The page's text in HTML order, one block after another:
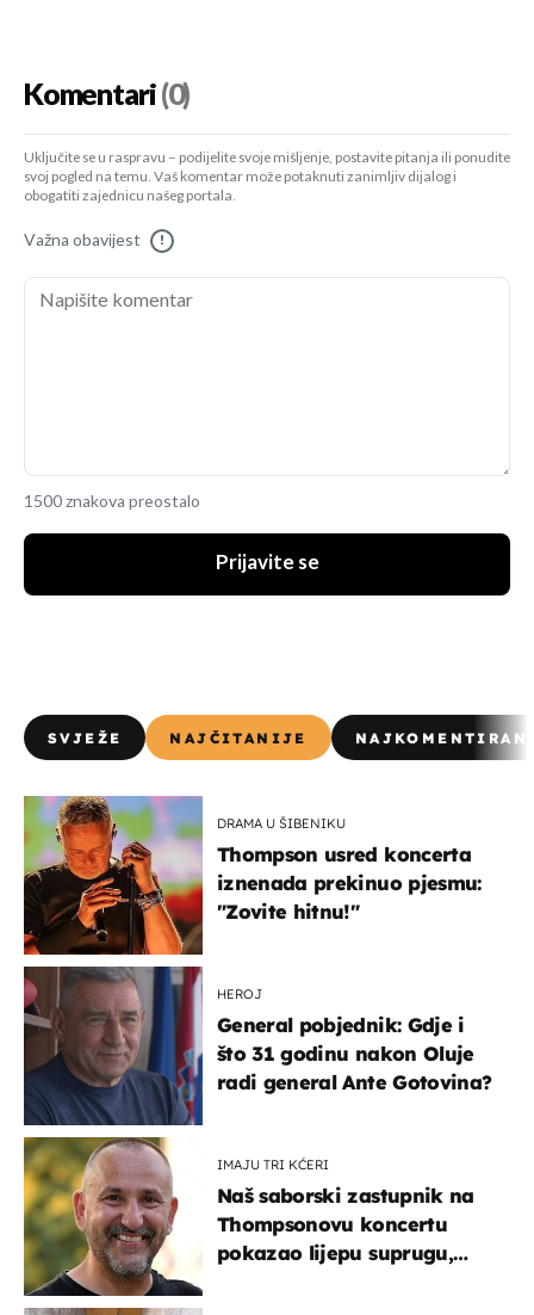
Komentari(0)
Uključite se u raspravu – podijelite svoje mišljenje, postavite pitanja ili ponudite
svoj pogled na temu. Vaš komentar može potaknuti zanimljiv dijalog i
obogatiti zajednicu našeg portala.
Važna obavijest !
1500 znakova preostalo
Prijavite se
SVJEŽE NAJČITANIJE
DRAMA U ŠIBENIKU
Thompson usred koncerta
iznenada prekinuo pjesmu:
"Zovite hitnu!"
HEROJ
General pobjednik: Gdje i
što 31 godinu nakon Oluje
radi general Ante Gotovina?
IMAJU TRI KĆERI
Naš saborski zastupnik na
Thompsonovu koncertu
pokazao lijepu suprugu,